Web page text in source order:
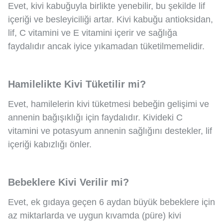
Evet, kivi kabuğuyla birlikte yenebilir, bu şekilde lif
içeriği ve besleyiciliği artar. Kivi kabuğu antioksidan,
lif, C vitamini ve E vitamini içerir ve sağlığa
faydalıdır ancak iyice yıkamadan tüketilmemelidir.
Hamilelikte Kivi Tüketilir mi?
Evet, hamilelerin kivi tüketmesi bebeğin gelişimi ve
annenin bağışıklığı için faydalıdır. Kivideki C
vitamini ve potasyum annenin sağlığını destekler, lif
içeriği kabızlığı önler.
Bebeklere Kivi Verilir mi?
Evet, ek gıdaya geçen 6 aydan büyük bebeklere için
az miktarlarda ve uygun kıvamda (püre) kivi